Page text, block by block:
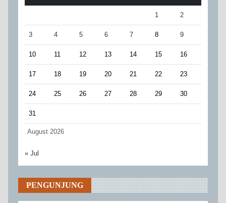
August 2026
1 2
3 4 5 6 7 8 9
10 11 12 13 14 15 16
17 18 19 20 21 22 23
24 25 26 27 28 29 30
31
« Jul
PENGUNJUNG